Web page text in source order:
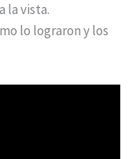
la vista.
lo lograron y los